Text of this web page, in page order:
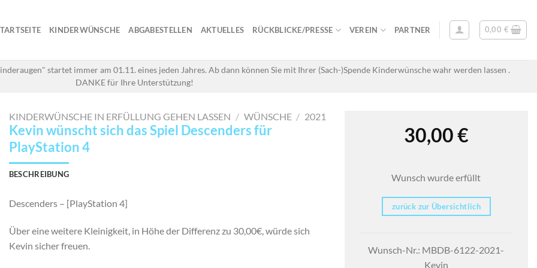
KINDERWÜNSCHE ABGABESTELLEN AKTUELLES RÜCKBLICKE/PRESSE VEREIN PARTNER 0,00 €
startet immer am 01.11. eines jeden Jahres. Ab dann können Sie mit Ihrer (Sach-)Spende Kinderwünsche wahr werden lassen .
DANKE für Ihre Unterstützung!
KINDERWÜNSCHE IN ERFÜLLUNG GEHEN LASSEN / WÜNSCHE / 2021
Kevin wünscht sich das Spiel Descenders für
PlayStation 4
BESCHREIBUNG
Descenders – [PlayStation 4]
Über eine weitere Kleinigkeit, in Höhe der Differenz zu 30,00€, würde sich
Kevin sicher freuen.
30,00€
Wunsch wurde erfüllt
zurück zur Übersichtlich
Wunsch-Nr.: MBDB-6122-2021-
Kevin